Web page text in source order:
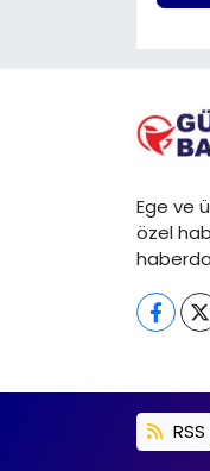
Ege ve
özel
RSS